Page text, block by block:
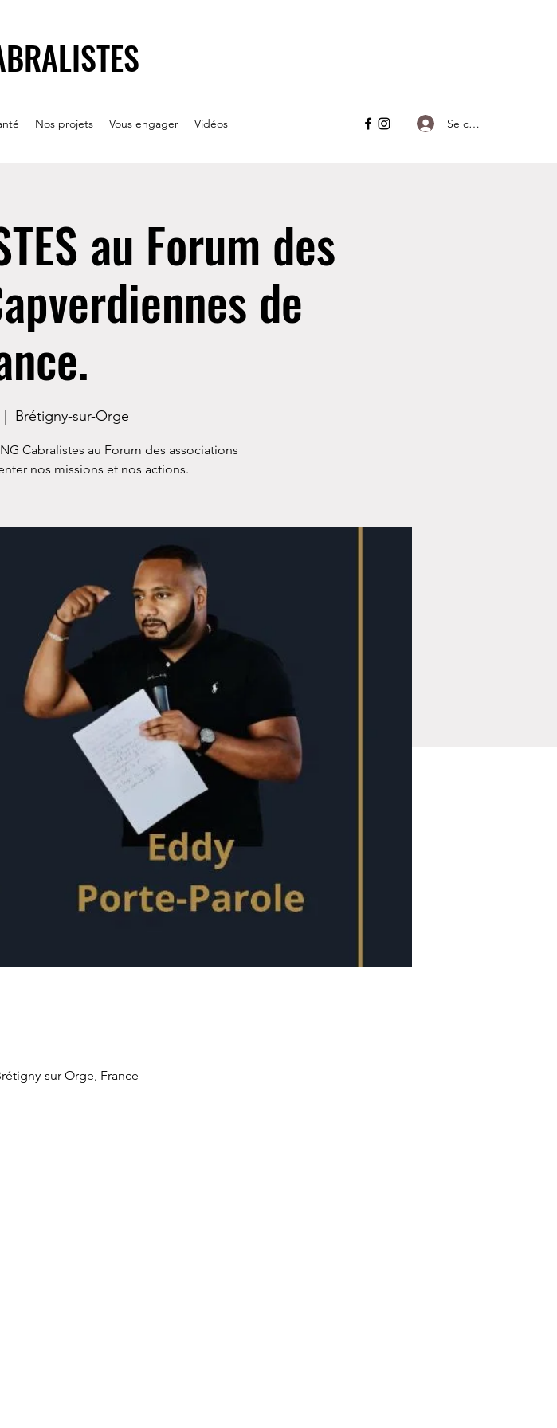
Nos projets Vous engager Vidéos Se connecter
au Forum des
de
Brétigny-sur-Orge
Cabralistes au Forum des associations
nos missions et nos actions.
sur-Orge, France